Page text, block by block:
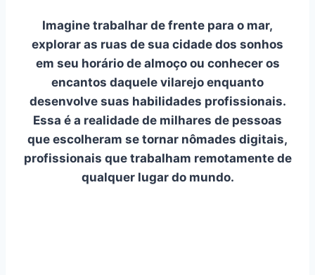
Imagine trabalhar de frente para o mar,
explorar as ruas de sua cidade dos sonhos
em seu horário de almoço ou conhecer os
encantos daquele vilarejo enquanto
desenvolve suas habilidades profissionais.
Essa é a realidade de milhares de pessoas
que escolheram se tornar nômades digitais,
profissionais que trabalham remotamente de
qualquer lugar do mundo.